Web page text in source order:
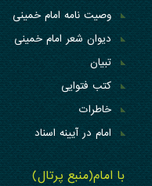
وصیت نامه امام خمینی
دیوان شعر امام خمینی
تبیان
کتب فتوایی
خاطرات
امام در آیینه اسناد
با امام(منبع پرتال)